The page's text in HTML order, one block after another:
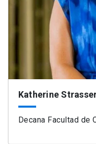
Katherine
Decana Facultad de